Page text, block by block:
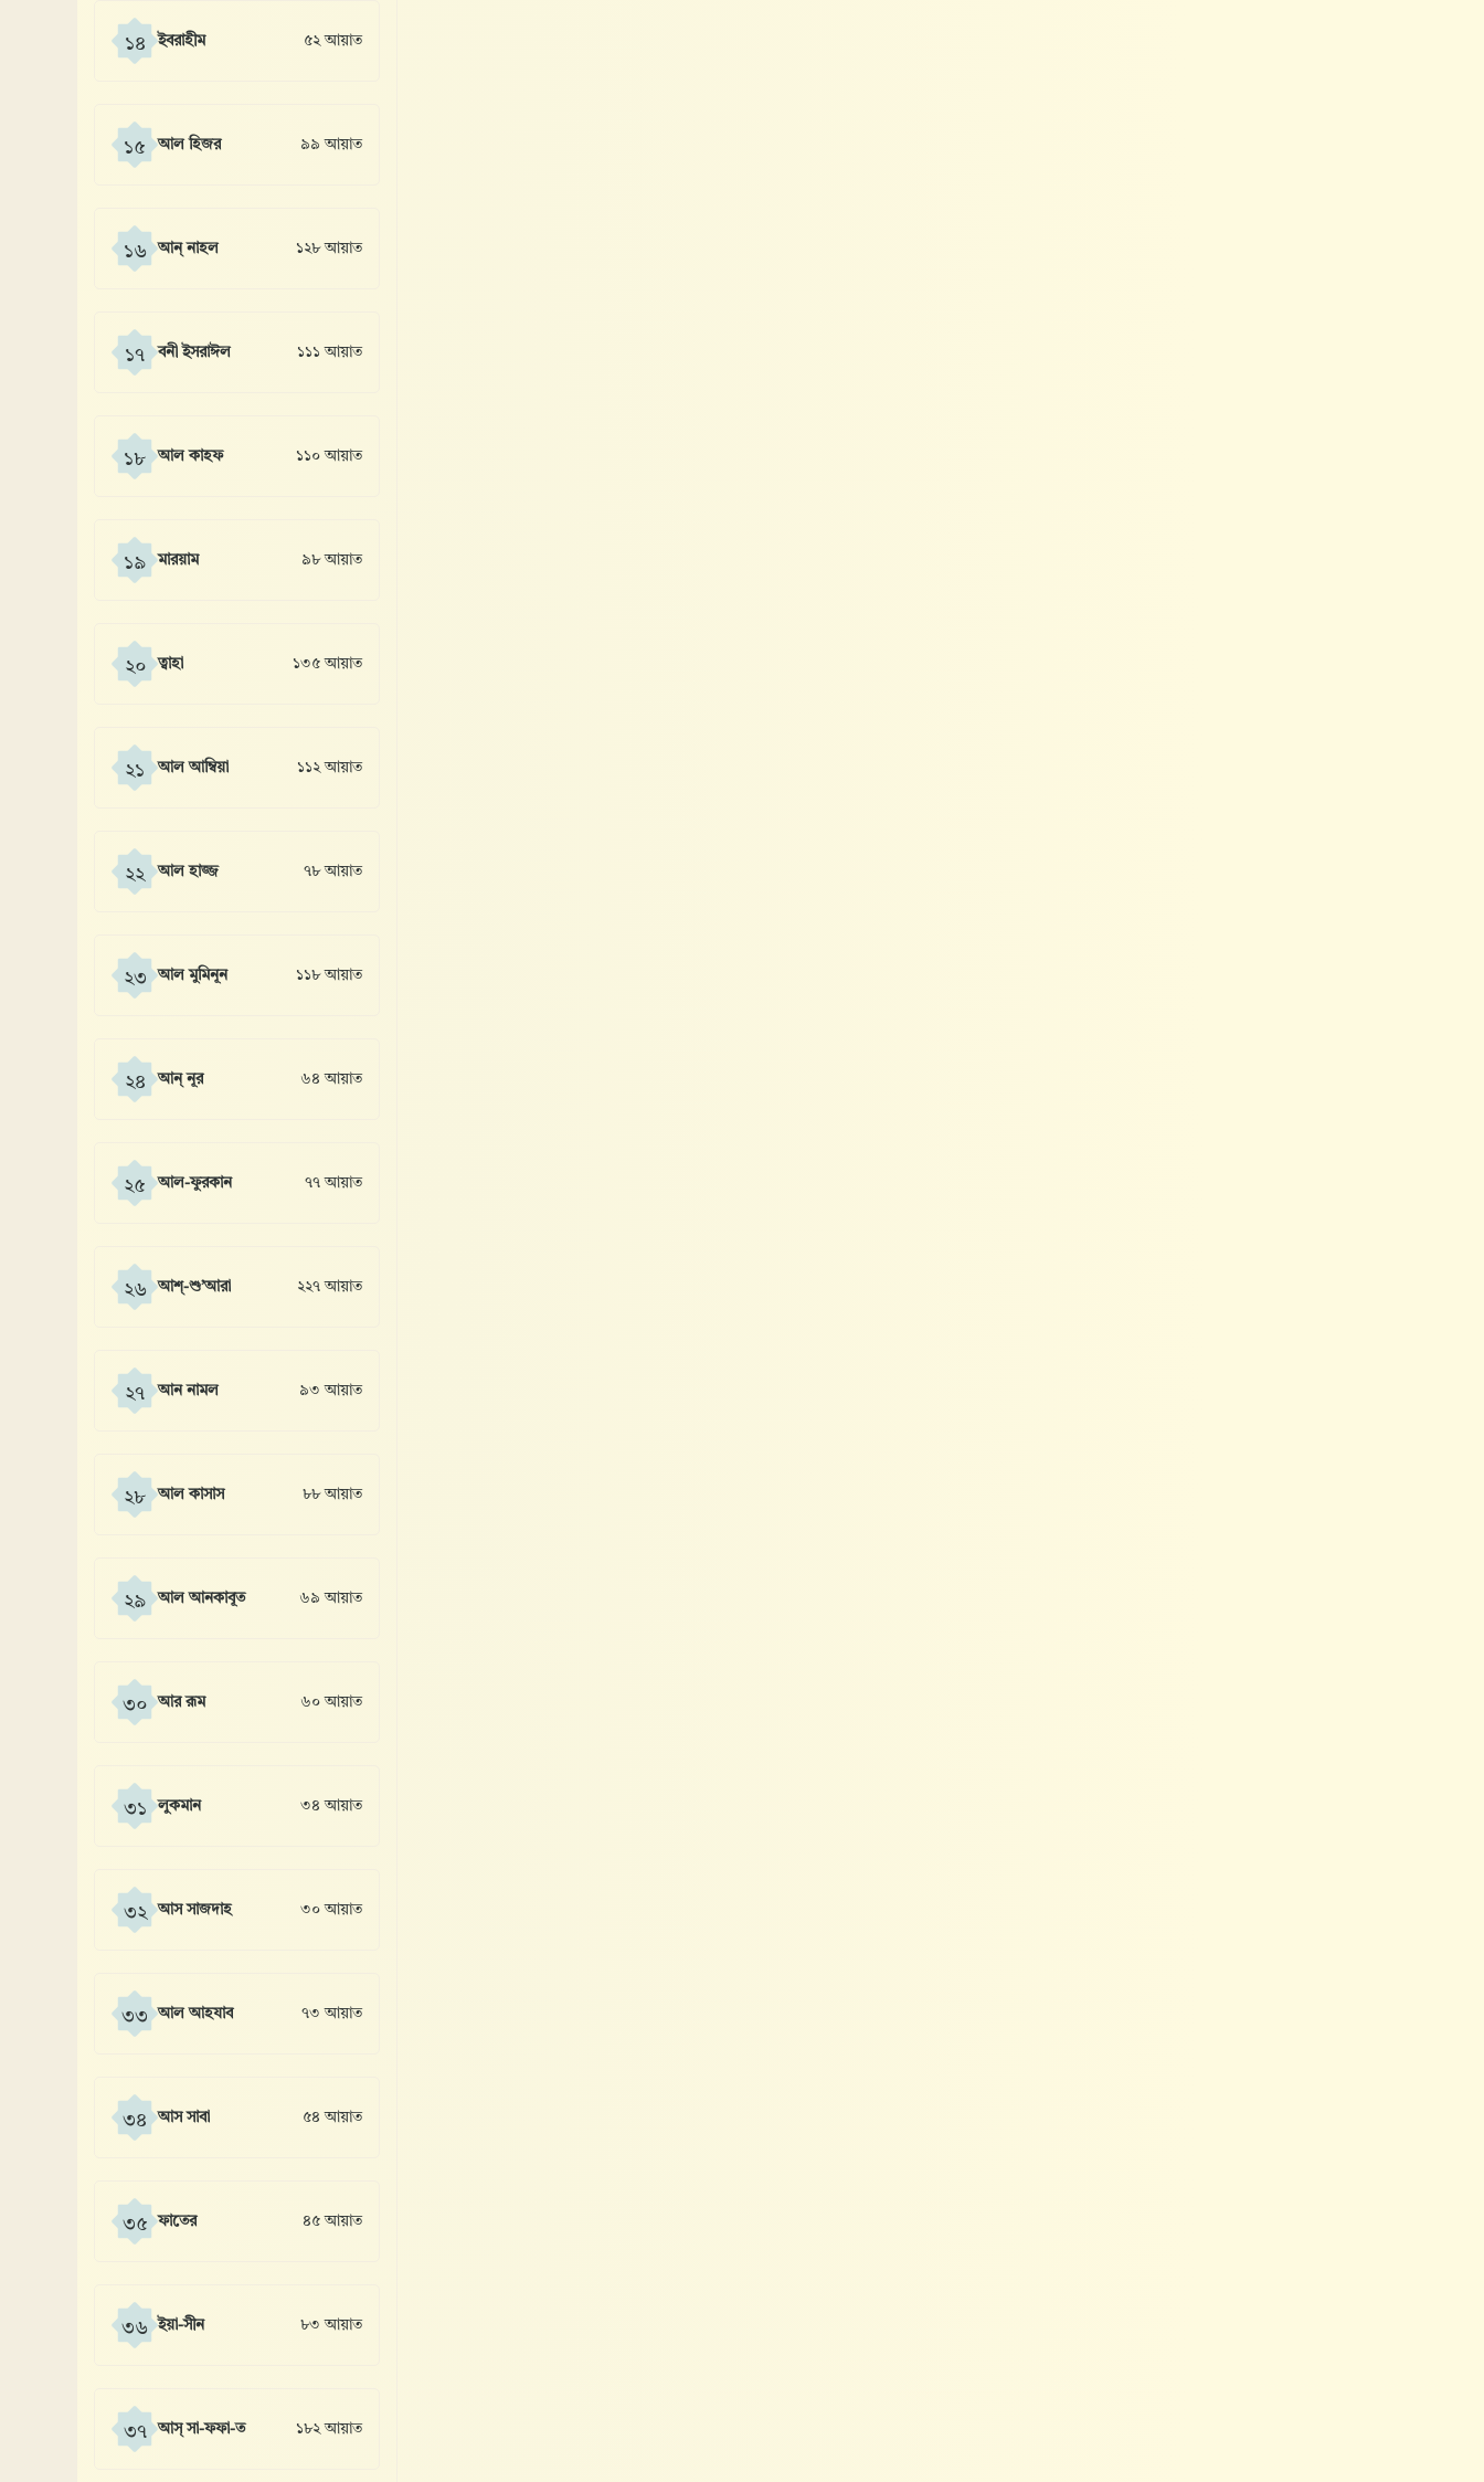
১৪ ইবরাহীম ৫২ আয়াত
১৫ আল হিজর ৯৯ আয়াত
১৬ আন্ নাহল ১২৮ আয়াত
১৭ বনী ইসরাঈল ১১১ আয়াত
১৮ আল কাহফ ১১০ আয়াত
১৯ মারয়াম ৯৮ আয়াত
২০ ত্বাহা ১৩৫ আয়াত
২১ আল আম্বিয়া ১১২ আয়াত
২২ আল হাজ্জ ৭৮ আয়াত
২৩ আল মুমিনূন ১১৮ আয়াত
২৪ আন্ নূর ৬৪ আয়াত
২৫ আল-ফুরকান ৭৭ আয়াত
২৬ আশ্-শু’আরা ২২৭ আয়াত
২৭ আন নামল ৯৩ আয়াত
২৮ আল কাসাস ৮৮ আয়াত
২৯ আল আনকাবূত ৬৯ আয়াত
৩০ আর রূম ৬০ আয়াত
৩১ লুকমান ৩৪ আয়াত
৩২ আস সাজদাহ ৩০ আয়াত
৩৩ আল আহযাব ৭৩ আয়াত
৩৪ আস সাবা ৫৪ আয়াত
৩৫ ফাতের ৪৫ আয়াত
৩৬ ইয়া-সীন ৮৩ আয়াত
৩৭ আস্ সা-ফফা-ত ১৮২ আয়াত